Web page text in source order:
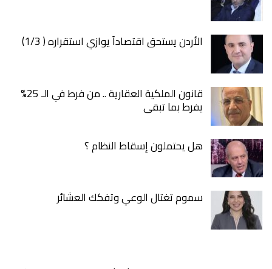
الأردن يستحق اقتصاداً يوازي استقراره ( 1/3)
قانون الملكية العقارية .. من فرط في الـ 25%
يفرط بما تبقى
هل يحتملون إسقاط النظام ؟
سموم تغتال الوعي وتفكك العشائر